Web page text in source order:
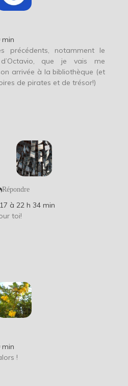
min
précédents, notamment le
que je vais me
arrivée à la bibliothèque (et
de pirates et de trésor!)
Répondre
à 22 h 34 min
toi!
min
!